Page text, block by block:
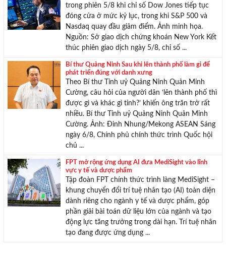
đóng cửa ở mức kỷ lục, trong khi S&P 500 và
Nasdaq quay đầu giảm điểm. Ảnh minh họa.
Nguồn: Sở giao dịch chứng khoán New York Kết
thúc phiên giao dịch ngày 5/8, chỉ số ...
Bí thư Quảng Ninh Sau khi lên thành phố làm gì để
phát triển đúng với danh xưng
Theo Bí thư Tỉnh uỷ Quảng Ninh Quản Minh
Cường, câu hỏi của người dân ‘lên thành phố thì
được gì và khác gì tỉnh?’ khiến ông trăn trở rất
nhiều. Bí thư Tỉnh uỷ Quảng Ninh Quản Minh
Cường. Ảnh: Đinh Nhung/Mekong ASEAN Sáng
ngày 6/8, Chính phủ chính thức trình Quốc hội
chủ ...
vực y tế và dược phẩm
Tập đoàn FPT chính thức trình làng MediSight –
khung chuyển đổi trí tuệ nhân tạo (AI) toàn diện
dành riêng cho ngành y tế và dược phẩm, góp
phần giải bài toán dữ liệu lớn của ngành và tạo
động lực tăng trưởng trong dài hạn. Trí tuệ nhân
tạo đang được ứng dụng ...